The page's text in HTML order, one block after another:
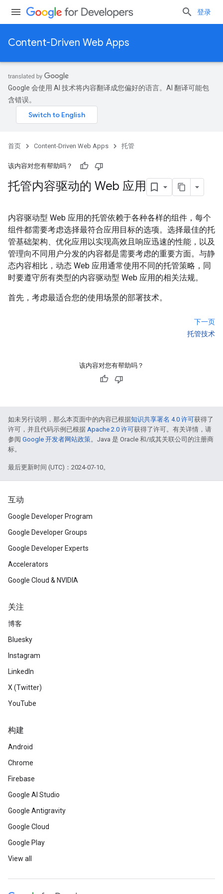
登录
Content-Driven Web Apps
Google 会使用 AI 技术将内容翻译成您偏好的语言。AI 翻译可能包
含错误。
首页 Content-Driven Web Apps 托管
该内容对您有帮助吗？
托管内容驱动的 Web 应用
内容驱动型 Web 应用的托管依赖于各种各样的组件，每个
组件都需要考虑选择最符合应用目标的选项。选择最佳的托
管基础架构、优化应用以实现高效且响应迅速的性能，以及
管理向不同用户分发的内容都是需要考虑的重要方面。与静
态内容相比，动态 Web 应用通常使用不同的托管策略，同
时要遵守所有类型的内容驱动型 Web 应用的相关法规。
首先，考虑最适合您的使用场景的部署技术。
下一页
托管技术
该内容对您有帮助吗？
如未另行说明，那么本页面中的内容已根据知识共享署名 4.0 许可获得了
许可，并且代码示例已根据 Apache 2.0 许可获得了许可。有关详情，请
参阅 Google 开发者网站政策。Java 是 Oracle 和/或其关联公司的注册商
标。
最后更新时间 (UTC)：2024-07-10。
互动
Google Developer Program
Google Developer Groups
Google Developer Experts
Accelerators
Google Cloud & NVIDIA
关注
博客
Bluesky
Instagram
LinkedIn
X (Twitter)
YouTube
构建
Android
Chrome
Firebase
Google AI Studio
Google Antigravity
Google Cloud
Google Play
View all